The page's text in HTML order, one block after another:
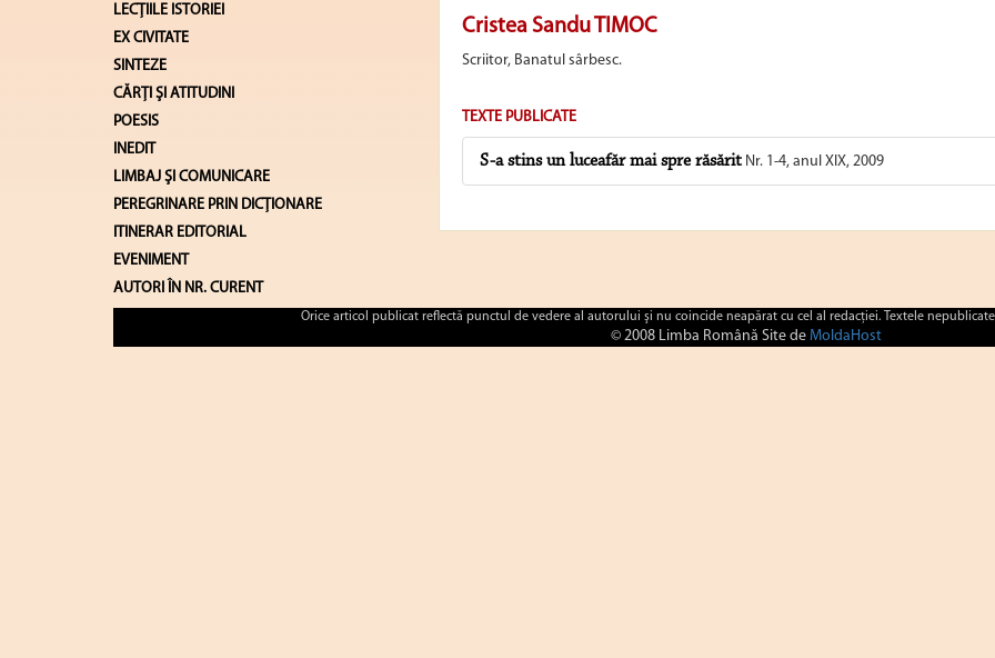
LECŢIILE ISTORIEI
EX CIVITATE
SINTEZE
CĂRŢI ŞI ATITUDINI
POESIS
INEDIT
LIMBAJ ŞI COMUNICARE
PEREGRINARE PRIN DICȚIONARE
ITINERAR EDITORIAL
EVENIMENT
AUTORI ÎN NR. CURENT
Cristea Sandu TIMOC
Scriitor, Banatul sârbesc.
TEXTE PUBLICATE
S-a stins un luceafăr mai spre răsăritNr. 1-4, anul XIX, 2009
Orice articol publicat reflectă punctul de vedere al autorului şi nu coincide neapărat cu cel al redacţiei. Textele
© 2008 Limba Română Site de MoldaHost